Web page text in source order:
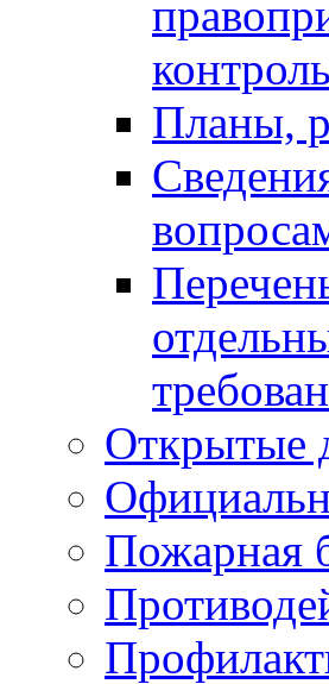
Планы,
Открытые
Пожарная